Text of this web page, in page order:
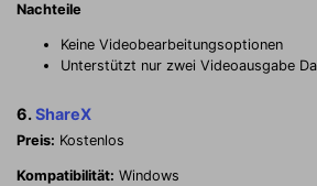
Nachteile
Keine Videobearbeitungsoptionen
Unterstützt nur zwei Videoausgabe
6.ShareX
Preis: Kostenlos
Kompatibilität: Windows